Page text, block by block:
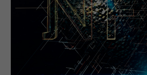
Kombinierte Werte gem. WLTP*:
19kWh/100km; CO2-Emission 0g/km;